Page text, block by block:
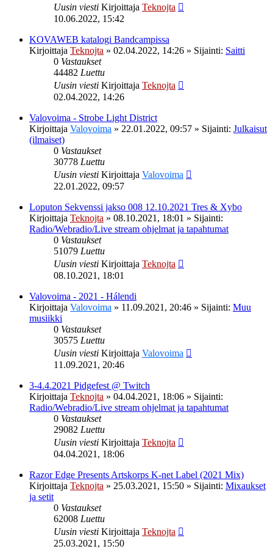
Uusin viesti Kirjoittaja Teknojta
10.06.2022, 15:42
KOVAWEB katalogi Bandcampissa
Kirjoittaja Teknojta » 02.04.2022, 14:26 » Sijainti: Saitti
0 Vastaukset
44482 Luettu
Uusin viesti Kirjoittaja Teknojta
02.04.2022, 14:26
Valovoima - Strobe Light District
Kirjoittaja Valovoima » 22.01.2022, 09:57 » Sijainti: Julkaisut
(ilmaiset)
0 Vastaukset
30778 Luettu
Uusin viesti Kirjoittaja Valovoima
22.01.2022, 09:57
Loputon Sekvenssi jakso 008 12.10.2021 Tres & Xybo
Kirjoittaja Teknojta » 08.10.2021, 18:01 » Sijainti:
Radio/Webradio/Live stream ohjelmat ja tapahtumat
0 Vastaukset
51079 Luettu
Uusin viesti Kirjoittaja Teknojta
08.10.2021, 18:01
Valovoima - 2021 - Hálendi
Kirjoittaja Valovoima » 11.09.2021, 20:46 » Sijainti: Muu
musiikki
0 Vastaukset
30575 Luettu
Uusin viesti Kirjoittaja Valovoima
11.09.2021, 20:46
3-4.4.2021 Pidgefest @ Twitch
Kirjoittaja Teknojta » 04.04.2021, 18:06 » Sijainti:
Radio/Webradio/Live stream ohjelmat ja tapahtumat
0 Vastaukset
29082 Luettu
Uusin viesti Kirjoittaja Teknojta
04.04.2021, 18:06
Razor Edge Presents Artskorps K-net Label (2021 Mix)
Kirjoittaja Teknojta » 25.03.2021, 15:50 » Sijainti: Mixaukset
ja setit
0 Vastaukset
62008 Luettu
Uusin viesti Kirjoittaja Teknojta
25.03.2021, 15:50